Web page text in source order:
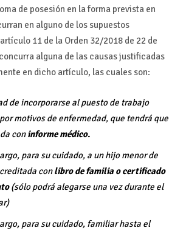
de posesión en la forma prevista en
en alguno de los supuestos
11 de la Orden 32/2018 de 22 de
alguna de las causas justificadas
en dicho artículo, las cuales son:
de incorporarse al puesto de trabajo
motivos de enfermedad, que tendrá que
coninforme médico.
para su cuidado, a un hijo menor de
conlibro de familia o certificado
(sólo podrá alegarse una vez durante el
para su cuidado, familiar hasta el